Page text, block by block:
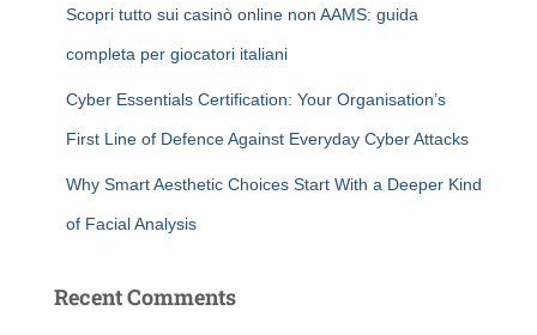
Scopri tutto sui casinò online non AAMS: guida
completa per giocatori italiani
Cyber Essentials Certification: Your Organisation’s
First Line of Defence Against Everyday Cyber Attacks
Why Smart Aesthetic Choices Start With a Deeper Kind
of Facial Analysis
Recent Comments